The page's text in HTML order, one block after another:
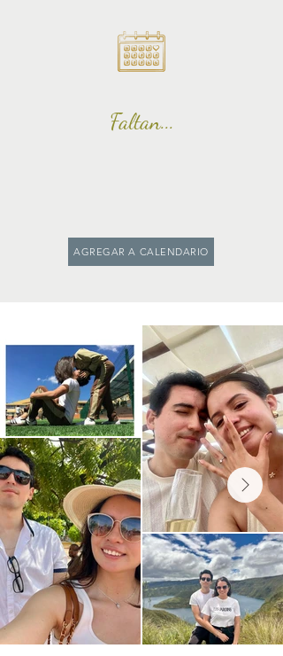
Faltan...
AGREGAR A CALENDARIO